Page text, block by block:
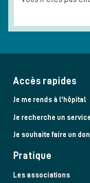
Accès rapides
Je me rends à l'hôpital
Je recherche un service
Je souhaite faire un don
Pratique
Les associations